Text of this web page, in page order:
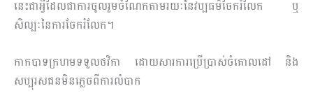
នេះជាអ្វីដែលជាការចូលរួមចំណែកតាមរយៈនៃវប្បធម៌ចែករំ​លែក ឬ
សិល្បៈនៃការចែករំលែក។
កាកបាទក្រហមទទួលថវិកា ដោយសារការប្រើប្រាស់ចំគោលដៅ និង
សប្បុរសជនមិនភ្លេចពីការលំបាក